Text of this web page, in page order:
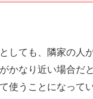
しても、隣家の人
かなり近い場合だ
使うことになって